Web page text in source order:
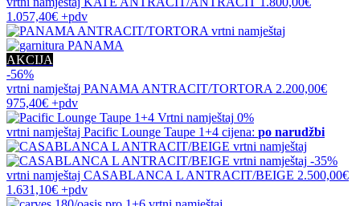
1.057,40€ +pdv
AKCIJA
-56%
vrtni namještaj PANAMA ANTRACIT/TORTORA 2.200,00€
975,40€ +pdv
0%
vrtni namještaj Pacific Lounge Taupe 1+4 cijena: po narudžbi
-35%
vrtni namještaj CASABLANCA L ANTRACIT/BEIGE 2.500,00€
1.631,10€ +pdv